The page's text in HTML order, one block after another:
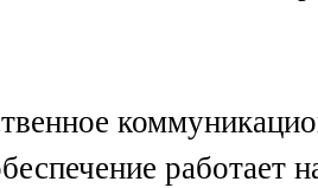
работает